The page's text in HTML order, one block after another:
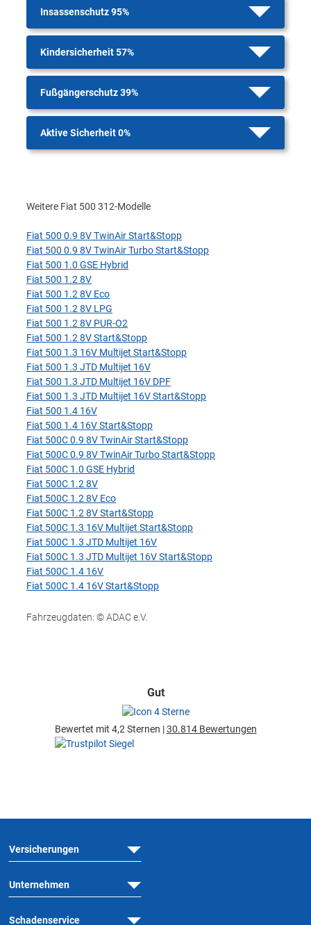
Insassenschutz 95%
Kindersicherheit 57%
Fußgängerschutz 39%
Aktive Sicherheit 0%
Weitere Fiat 500 312-Modelle
Fiat 500 0.9 8V TwinAir Start&Stopp
Fiat 500 0.9 8V TwinAir Turbo Start&Stopp
Fiat 500 1.0 GSE Hybrid
Fiat 500 1.2 8V
Fiat 500 1.2 8V Eco
Fiat 500 1.2 8V LPG
Fiat 500 1.2 8V PUR-O2
Fiat 500 1.2 8V Start&Stopp
Fiat 500 1.3 16V Multijet Start&Stopp
Fiat 500 1.3 JTD Multijet 16V
Fiat 500 1.3 JTD Multijet 16V DPF
Fiat 500 1.3 JTD Multijet 16V Start&Stopp
Fiat 500 1.4 16V
Fiat 500 1.4 16V Start&Stopp
Fiat 500C 0.9 8V TwinAir Start&Stopp
Fiat 500C 0.9 8V TwinAir Turbo Start&Stopp
Fiat 500C 1.0 GSE Hybrid
Fiat 500C 1.2 8V
Fiat 500C 1.2 8V Eco
Fiat 500C 1.2 8V Start&Stopp
Fiat 500C 1.3 16V Multijet Start&Stopp
Fiat 500C 1.3 JTD Multijet 16V
Fiat 500C 1.3 JTD Multijet 16V Start&Stopp
Fiat 500C 1.4 16V
Fiat 500C 1.4 16V Start&Stopp
Fahrzeugdaten: © ADAC e.V.
Gut
Bewertet mit 4,2 Sternen |30.814 Bewertungen
Versicherungen
Unternehmen
Schadenservice